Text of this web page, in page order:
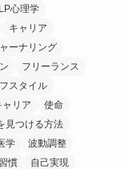
心理学
キャリア
ーナリング
フリーランス
スタイル
リア
使命
見つける方法
学
波動調整
慣
自己実現